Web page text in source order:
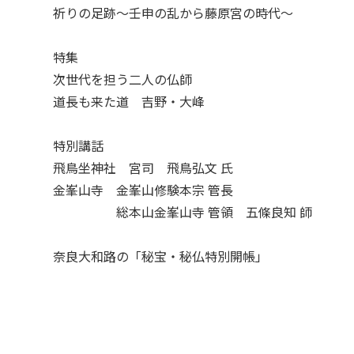
祈りの足跡～壬申の乱から藤原宮の時代～
特集
次世代を担う二人の仏師
道長も来た道 吉野・大峰
特別講話
飛鳥坐神社 宮司 飛鳥弘文 氏
金峯山寺 金峯山修験本宗 管長
総本山金峯山寺 管領 五條良知 師
奈良大和路の「秘宝・秘仏特別開帳」